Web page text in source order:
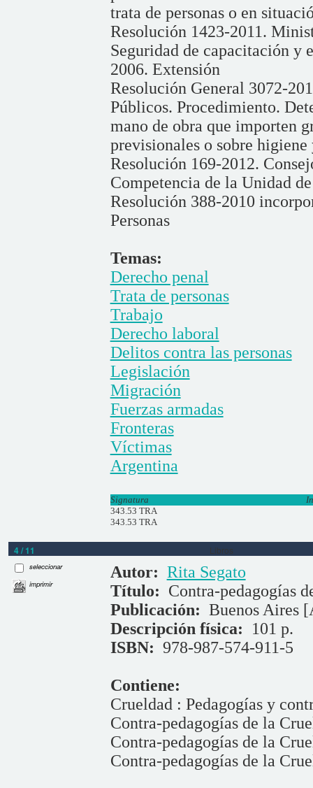
trata de personas o en
Resolución 1423-2011.
Seguridad de capacitación y
2006. Extensión
Resolución General 3072-
Públicos. Procedimiento.
mano de obra que importen
previsionales o sobre
Resolución 169-2012.
Competencia de la Unidad
Resolución 388-2010
Personas
Temas:
Derecho penal
Trata de personas
Trabajo
Derecho laboral
Delitos contra las personas
Legislación
Migración
Fuerzas armadas
Fronteras
Víctimas
Argentina
Signatura
343.53 TRA
343.53 TRA
4 / 11 Libros
seleccionar
imprimir
Autor: Rita Segato
Título: Contra-pedagogías
Publicación: Buenos Aires
Descripción física: 101 p.
ISBN: 978-987-574-911-5
Contiene:
Crueldad : Pedagogías y
Contra-pedagogías de la
Contra-pedagogías de la
Contra-pedagogías de la